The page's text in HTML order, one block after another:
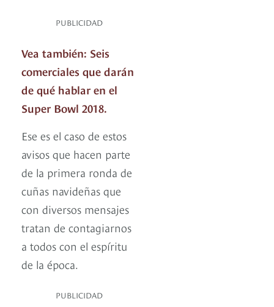
PUBLICIDAD
Vea también: Seis
comerciales que darán
de qué hablar en el
Super Bowl 2018.
Ese es el caso de estos
avisos que hacen parte
de la primera ronda de
cuñas navideñas que
con diversos mensajes
tratan de contagiarnos
a todos con el espíritu
de la época.
PUBLICIDAD